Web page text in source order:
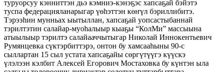
туруорсуу кэнниттэн дьэ кэмниэ-кэнэҕэс хапсаҕай бэйэтэ
туспа федерацияланарыгар үөһэттэн көҥүл бэриллибитэ.
Тэрээһин мунньах ыытыллан, хапсаҕай уопсастыбаннай
тэрилтэтин салайар-муоһалыыр кыаҕы “КолМи” массыына
атыылыыр тэрилтэ салайааччытыгар Николай Иннокентьевич
Румянцевка сүктэрбиттэрэ, онтон бу хамсааһыны 90-с
сыллартан 15 сыл устата хапсаҕайы сөргүтүүгэ күүскэ
үлэлээн кэлбит Алексей Егорович Мостаховка бу күнтэн ыла